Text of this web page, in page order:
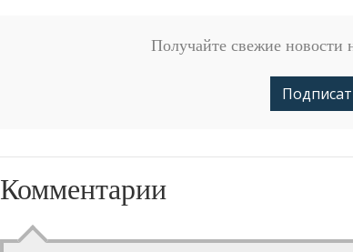
Получайте свежие новости
Комментарии